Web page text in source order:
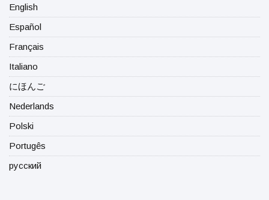
English
Español
Français
Italiano
にほんご
Nederlands
Polski
Portugês
русский